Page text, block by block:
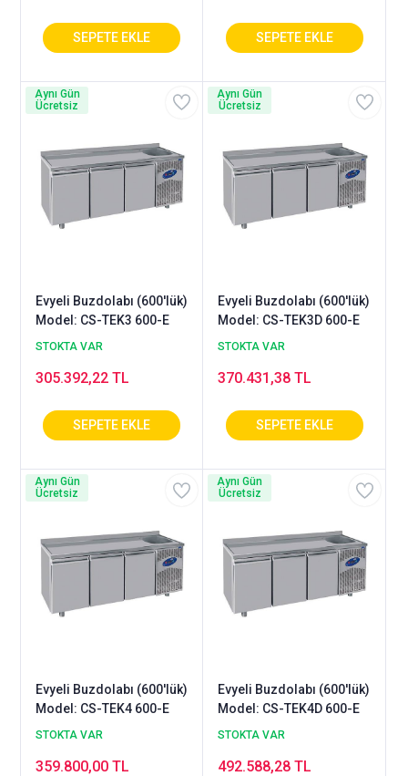
Evyeli Buzdolabı (600'lük)
Model: CS-TEK3 600-E
STOKTA VAR
305.392,22 TL
Aynı Gün
Ücretsiz
Evyeli Buzdolabı (600'lük)
Model: CS-TEK3D 600-E
STOKTA VAR
370.431,38 TL
Aynı Gün
Ücretsiz
Evyeli Buzdolabı (600'lük)
Model: CS-TEK4 600-E
STOKTA VAR
359.800,00 TL
Aynı Gün
Ücretsiz
Evyeli Buzdolabı (600'lük)
Model: CS-TEK4D 600-E
STOKTA VAR
492.588,28 TL
Aynı Gün
Ücretsiz